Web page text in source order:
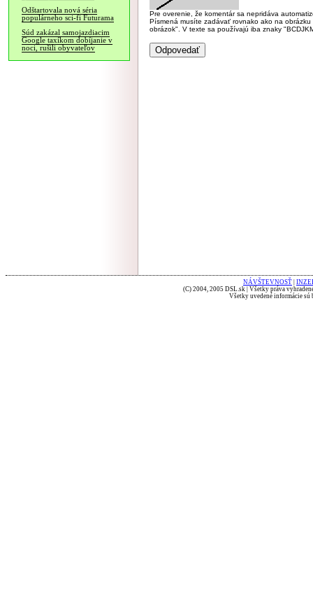
Odštartovala nová séria
populárneho sci-fi Futurama
Súd zakázal samojazdiacim
Google taxíkom dobíjanie v
noci, rušili obyvateľov
Pre overenie, že komentár sa nepridáva
Písmená musíte zadávať rovnako ako na
obrázok". V texte sa používajú iba znaky
NÁVŠTEVNOSŤ
(C) 2004, 2005 DSL.sk | Všetky práva
Všetky uvedené informácie sú